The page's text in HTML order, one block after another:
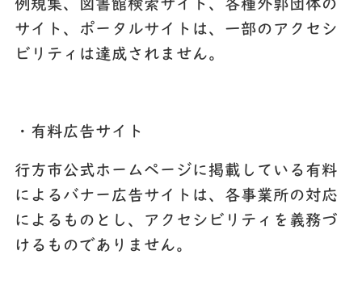
例規集、図書館検索サイト、各種外郭団体の
サイト、ポータルサイトは、一部のアクセシ
ビリティは達成されません。
・有料広告サイト
行方市公式ホームページに掲載している有料
によるバナー広告サイトは、各事業所の対応
によるものとし、アクセシビリティを義務づ
けるものでありません。